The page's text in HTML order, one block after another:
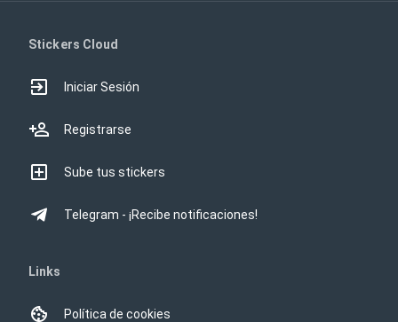
Stickers Cloud
Iniciar Sesión
Registrarse
Sube tus stickers
Telegram - ¡Recibe notificaciones!
Links
Política de cookies